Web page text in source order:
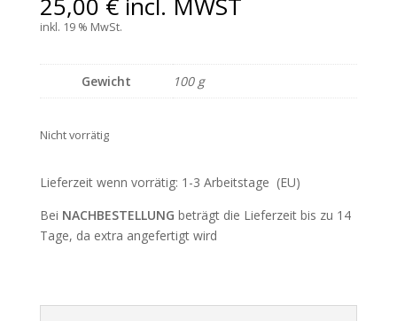
inkl. 19 % MwSt.
Gewicht 100 g
Nicht vorrätig
Lieferzeit wenn vorrätig: 1-3 Arbeitstage (EU)
Bei NACHBESTELLUNG beträgt die Lieferzeit bis zu 14
Tage, da extra angefertigt wird